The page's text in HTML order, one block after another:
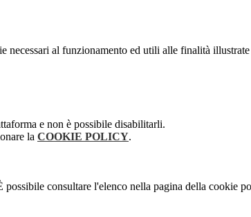
necessari al funzionamento ed utili alle finalità
e non è possibile disabilitarli.
la COOKIE POLICY.
consultare l'elenco nella pagina della cookie